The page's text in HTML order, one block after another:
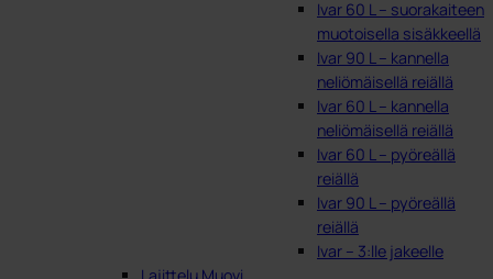
Ivar 60 L – suorakaiteen
muotoisella sisäkkeellä
Ivar 90 L – kannella
neliömäisellä reiällä
Ivar 60 L – kannella
neliömäisellä reiällä
Ivar 60 L – pyöreällä
reiällä
Ivar 90 L – pyöreällä
reiällä
Ivar – 3:lle jakeelle